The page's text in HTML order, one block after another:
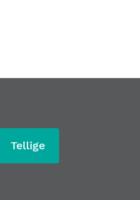
Tellige